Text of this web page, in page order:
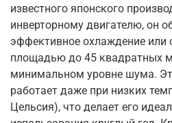
известного японского
инверторному двигателю, он
эффективное охлаждение или
площадью до 45 квадратных
минимальном уровне шума.
работает даже при низких
Цельсия), что делает его